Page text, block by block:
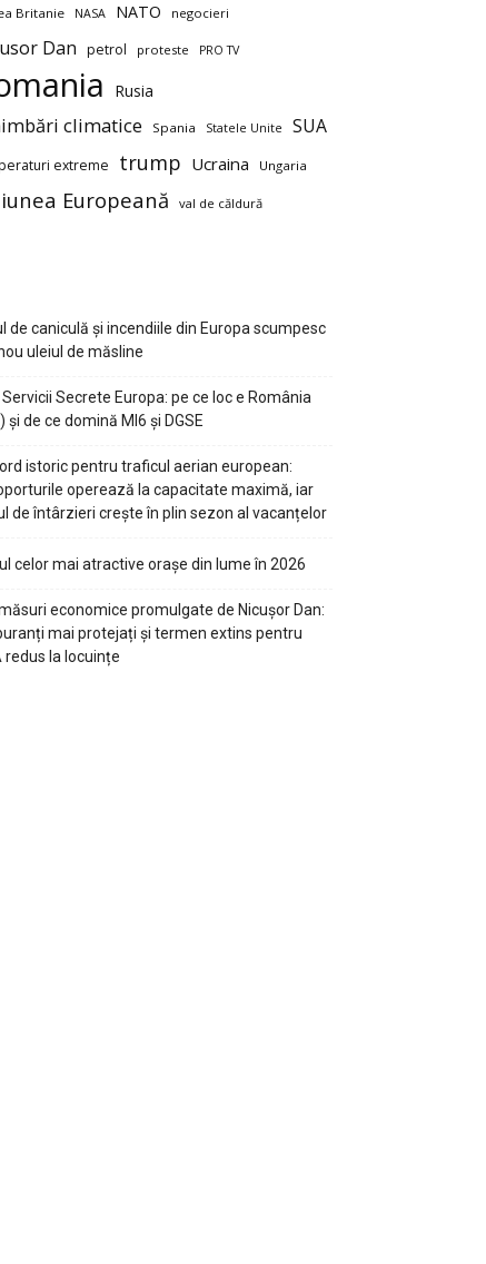
Britanie NASA NATO negocieri
Dan petrol proteste PRO TV
Rusia
climatice Spania Statele Unite SUA
extreme trump Ucraina Ungaria
Europeană val de căldură
de caniculă și incendiile din Europa scumpesc
uleiul de măsline
Secrete Europa: pe ce loc e România
și de ce domină MI6 și DGSE
istoric pentru traficul aerian european:
operează la capacitate maximă, iar
de întârzieri crește în plin sezon al vacanțelor
celor mai atractive orașe din lume în 2026
economice promulgate de Nicușor Dan:
mai protejați și termen extins pentru
redus la locuințe